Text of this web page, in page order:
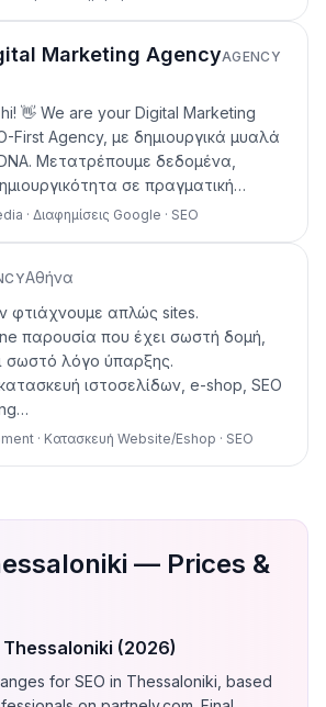
Marketing AgencyAGENCY
👋 We are your Digital Marketing
First Agency, με δημιουργικά μυαλά
Μετατρέπουμε δεδομένα,
σε πραγματική…
· Διαφημίσεις Google · SEO
Αθήνα
φτιάχνουμε απλώς sites.
παρουσία που έχει σωστή δομή,
σωστό λόγο ύπαρξης.
ιστοσελίδων, e-shop, SEO
· Κατασκευή Website/Eshop · SEO
— Prices &
Thessaloniki (2026)
for SEO in Thessaloniki, based